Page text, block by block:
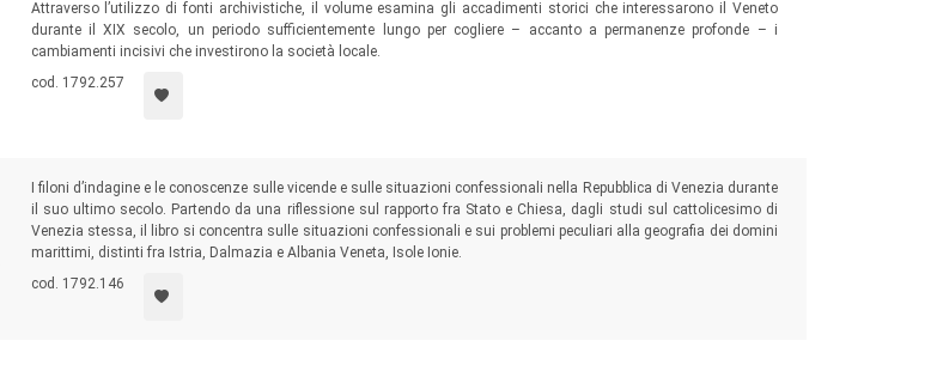
Attraverso l’utilizzo di fonti archivistiche, il volume esamina gli accadimenti storici che interessarono il Veneto
durante il XIX secolo, un periodo sufficientemente lungo per cogliere – accanto a permanenze profonde – i
cambiamenti incisivi che investirono la società locale.
cod. 1792.257
I filoni d’indagine e le conoscenze sulle vicende e sulle situazioni confessionali nella Repubblica di Venezia durante
il suo ultimo secolo. Partendo da una riflessione sul rapporto fra Stato e Chiesa, dagli studi sul cattolicesimo di
Venezia stessa, il libro si concentra sulle situazioni confessionali e sui problemi peculiari alla geografia dei domini
marittimi, distinti fra Istria, Dalmazia e Albania Veneta, Isole Ionie.
cod. 1792.146